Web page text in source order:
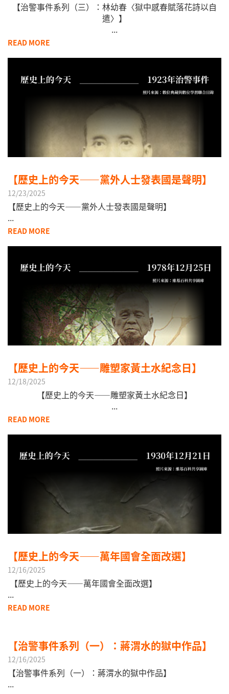
【治警事件系列（三）：林幼春〈獄中感春賦落花詩以自
遣〉】
​...
READ MORE
【歷史上的今天——黨外人士發表國是聲明】
12/23/2025
【歷史上的今天——黨外人士發表國是聲明】
​...
READ MORE
【歷史上的今天——雕塑家黃土水紀念日】
12/18/2025
【歷史上的今天——雕塑家黃土水紀念日】
...
READ MORE
【歷史上的今天——萬年國會全面改選】
12/16/2025
【歷史上的今天——萬年國會全面改選】
​...
READ MORE
【治警事件系列（一）：蔣渭水的獄中作品】
12/16/2025
【治警事件系列（一）：蔣渭水的獄中作品】
...